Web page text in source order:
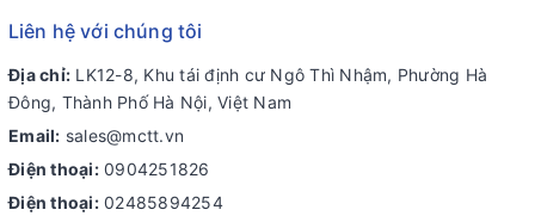
Liên hệ với chúng tôi
Địa chỉ: LK12-8, Khu tái định cư Ngô Thì Nhậm, Phường Hà
Đông, Thành Phố Hà Nội, Việt Nam
Email: sales@mctt.vn
Điện thoại: 0904251826
Điện thoại: 02485894254